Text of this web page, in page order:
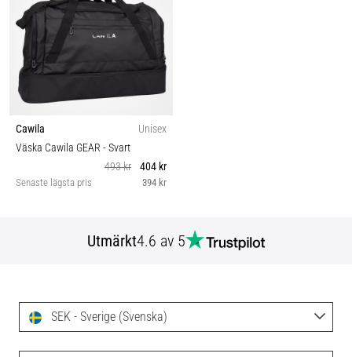
Cawila
Unisex
Väska Cawila GEAR - Svart
493 kr
404 kr
Senaste lägsta pris 394 kr
Utmärkt4.6 av 5
SEK - Sverige (Svenska)